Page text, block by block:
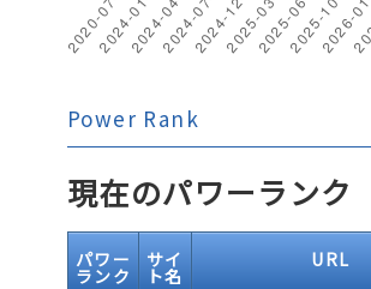
Power Rank
現在のパワーランク
パワー
ランク
サイ
ト名
URL